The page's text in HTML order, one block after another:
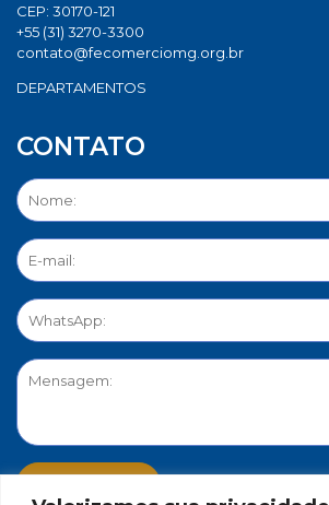
CEP: 30170-121
+55 (31) 3270-3300
contato@fecomerciomg.org.br
DEPARTAMENTOS
CONTATO